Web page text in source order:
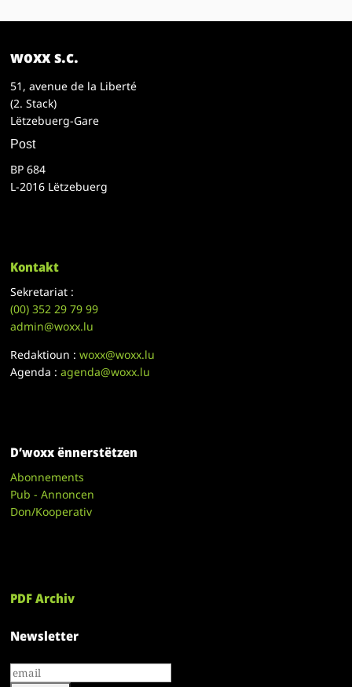
woxx s.c.
51, avenue de la Liberté
(2. Stack)
Lëtzebuerg-Gare
Post
BP 684
L-2016 Lëtzebuerg
Kontakt
Sekretariat :
(00)352 29 79 99
admin@woxx.lu
Redaktioun :woxx@woxx.lu
Agenda :agenda@woxx.lu
D’woxx ënnerstëtzen
Abonnements
Pub - Annoncen
Don/Kooperativ
PDF Archiv
Newsletter